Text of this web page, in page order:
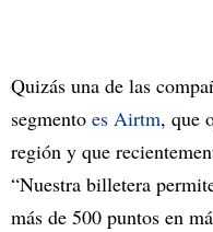
Quizás una de las
segmento es Airtm, que
región y que
“Nuestra billetera
más de 500 puntos en